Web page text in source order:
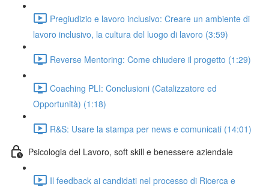
Pregiudizio e lavoro inclusivo: Creare un ambiente di
lavoro inclusivo, la cultura del luogo di lavoro (3:59)
Reverse Mentoring: Come chiudere il progetto (1:29)
Coaching PLI: Conclusioni (Catalizzatore ed
Opportunità) (1:18)
R&S: Usare la stampa per news e comunicati (14:01)
Psicologia del Lavoro, soft skill e benessere aziendale
Il feedback ai candidati nel processo di Ricerca e